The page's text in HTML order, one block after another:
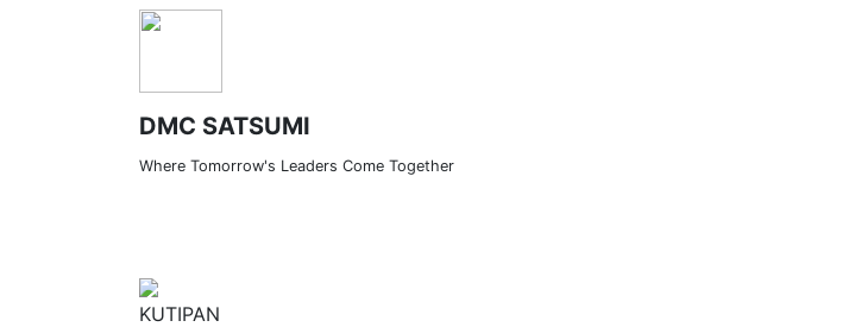
DMC SATSUMI
Where Tomorrow's Leaders Come Together
KUTIPAN